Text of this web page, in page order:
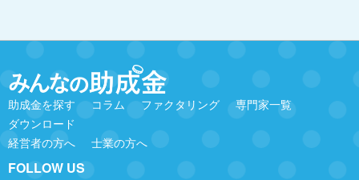
助成金を探す コラム ファクタリング
専門家一覧
ダウンロード
経営者の方へ
士業の方へ
FOLLOW US